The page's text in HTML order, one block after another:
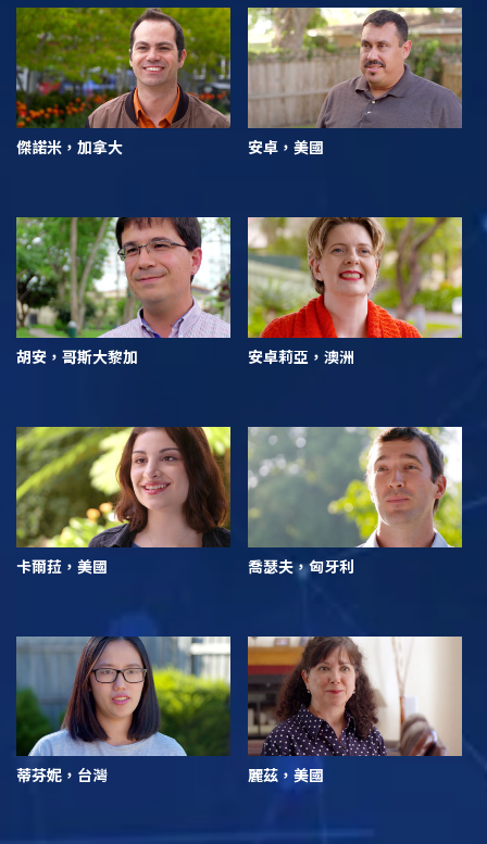
傑諾米，加拿大 安卓，美國
胡安，哥斯大黎加 安卓莉亞，澳洲
卡爾菈，美國 喬瑟夫，匈牙利
蒂芬妮，台灣 麗茲，美國